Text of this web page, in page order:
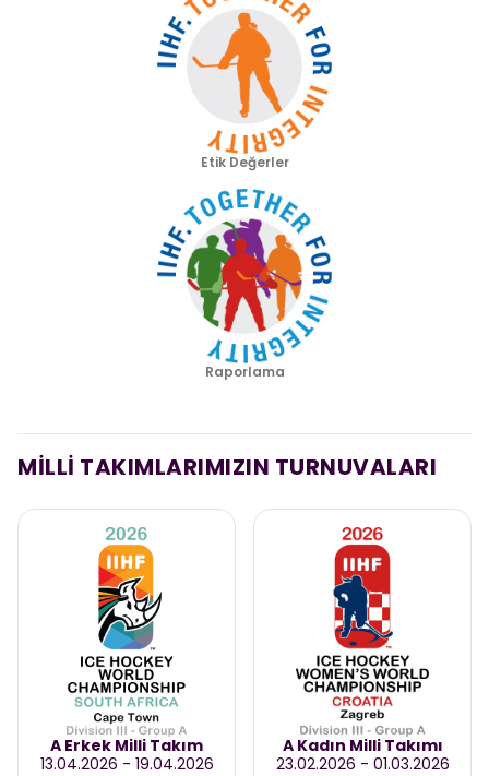
Etik Değerler
Raporlama
MİLLİ TAKIMLARIMIZIN TURNUVALARI
A Erkek Milli Takım
13.04.2026 - 19.04.2026
A Kadın Milli Takımı
23.02.2026 - 01.03.2026